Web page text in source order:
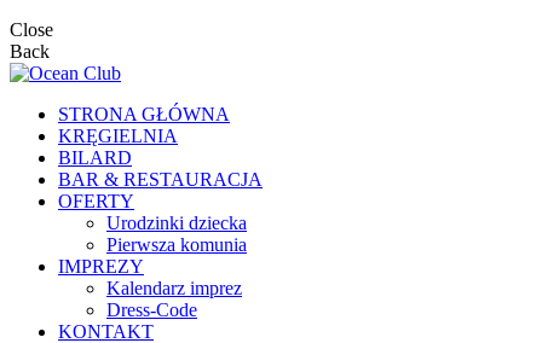
Close
Back
STRONA GŁÓWNA
KRĘGIELNIA
BILARD
BAR & RESTAURACJA
OFERTY
Urodzinki dziecka
Pierwsza komunia
IMPREZY
Kalendarz imprez
Dress-Code
KONTAKT